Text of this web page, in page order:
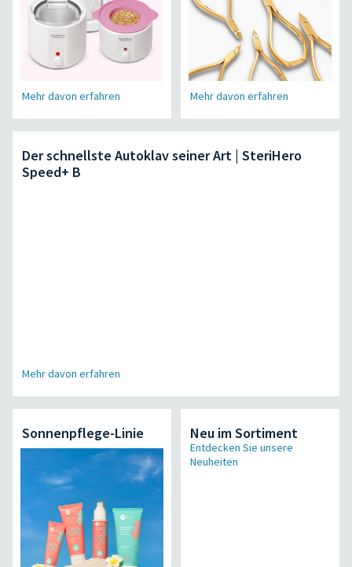
Mehr davon erfahren Mehr davon erfahren
Der schnellste Autoklav seiner Art | SteriHero
Speed+ B
Mehr davon erfahren
Sonnenpflege-Linie Neu im Sortiment
Entdecken Sie unsere
Neuheiten